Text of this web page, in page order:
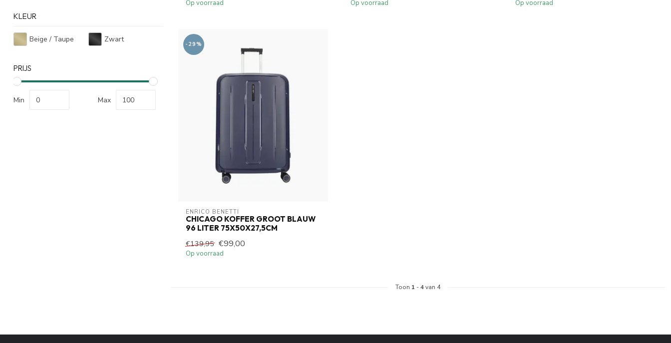
KLEUR
Beige / Taupe Zwart
PRIJS
Min Max
Op voorraad Op voorraad Op voorraad
-29%
ENRICO BENETTI
CHICAGO KOFFER GROOT BLAUW
96 LITER 75X50X27,5CM
€139,95 €99,00
Op voorraad
Toon 1 -4van 4